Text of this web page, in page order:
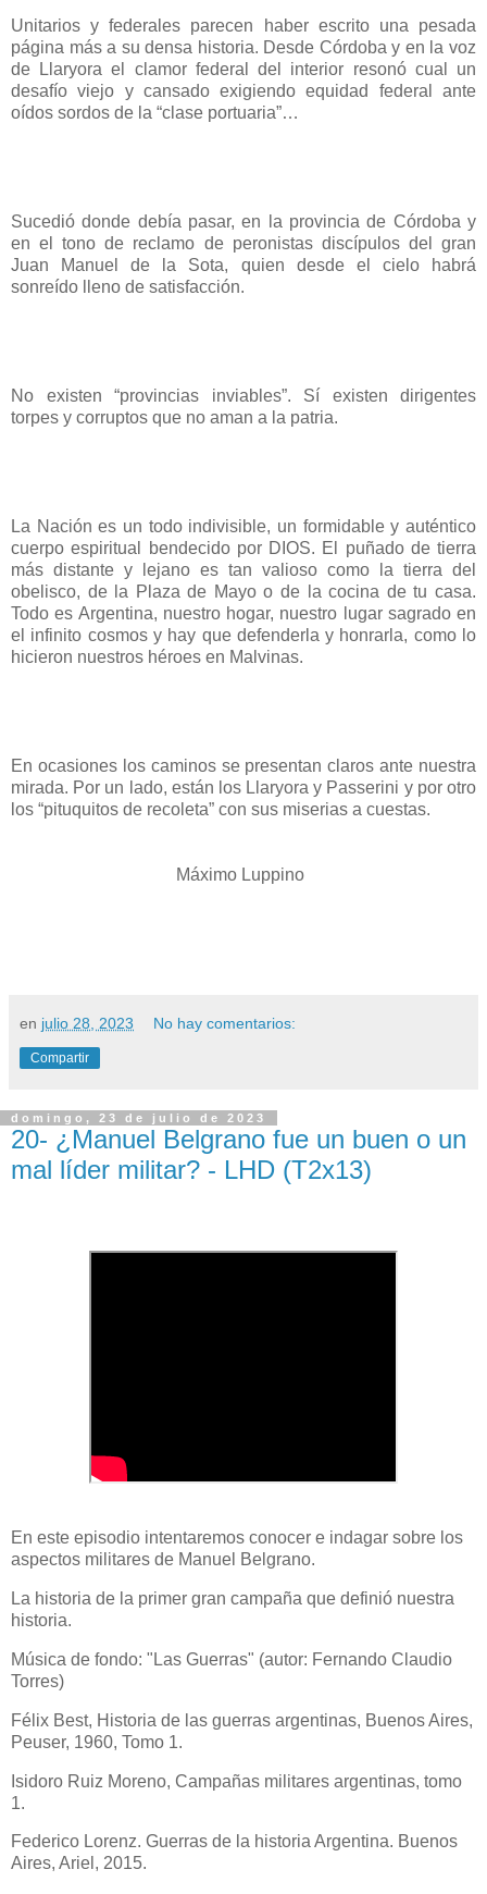
Unitarios y federales parecen haber escrito una pesada
página más a su densa historia. Desde Córdoba y en la voz
de Llaryora el clamor federal del interior resonó cual un
desafío viejo y cansado exigiendo equidad federal ante
oídos sordos de la “clase portuaria”…
Sucedió donde debía pasar, en la provincia de Córdoba y
en el tono de reclamo de peronistas discípulos del gran
Juan Manuel de la Sota, quien desde el cielo habrá
sonreído lleno de satisfacción.
No existen “provincias inviables”. Sí existen dirigentes
torpes y corruptos que no aman a la patria.
La Nación es un todo indivisible, un formidable y auténtico
cuerpo espiritual bendecido por DIOS. El puñado de tierra
más distante y lejano es tan valioso como la tierra del
obelisco, de la Plaza de Mayo o de la cocina de tu casa.
Todo es Argentina, nuestro hogar, nuestro lugar sagrado en
el infinito cosmos y hay que defenderla y honrarla, como lo
hicieron nuestros héroes en Malvinas.
En ocasiones los caminos se presentan claros ante nuestra
mirada. Por un lado, están los Llaryora y Passerini y por otro
los “pituquitos de recoleta” con sus miserias a cuestas.
Máximo Luppino
en julio 28, 2023 No hay comentarios:
Compartir
domingo, 23 de julio de 2023
20- ¿Manuel Belgrano fue un buen o un
mal líder militar? - LHD (T2x13)
En este episodio intentaremos conocer e indagar sobre los
aspectos militares de Manuel Belgrano.
La historia de la primer gran campaña que definió nuestra
historia.
Música de fondo: "Las Guerras" (autor: Fernando Claudio
Torres)
Félix Best, Historia de las guerras argentinas, Buenos Aires,
Peuser, 1960, Tomo 1.
Isidoro Ruiz Moreno, Campañas militares argentinas, tomo
1.
Federico Lorenz. Guerras de la historia Argentina. Buenos
Aires, Ariel, 2015.